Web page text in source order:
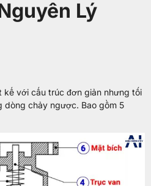
Lý
kế với cấu trúc đơn giản nhưng tối
dòng chảy ngược. Bao gồm 5